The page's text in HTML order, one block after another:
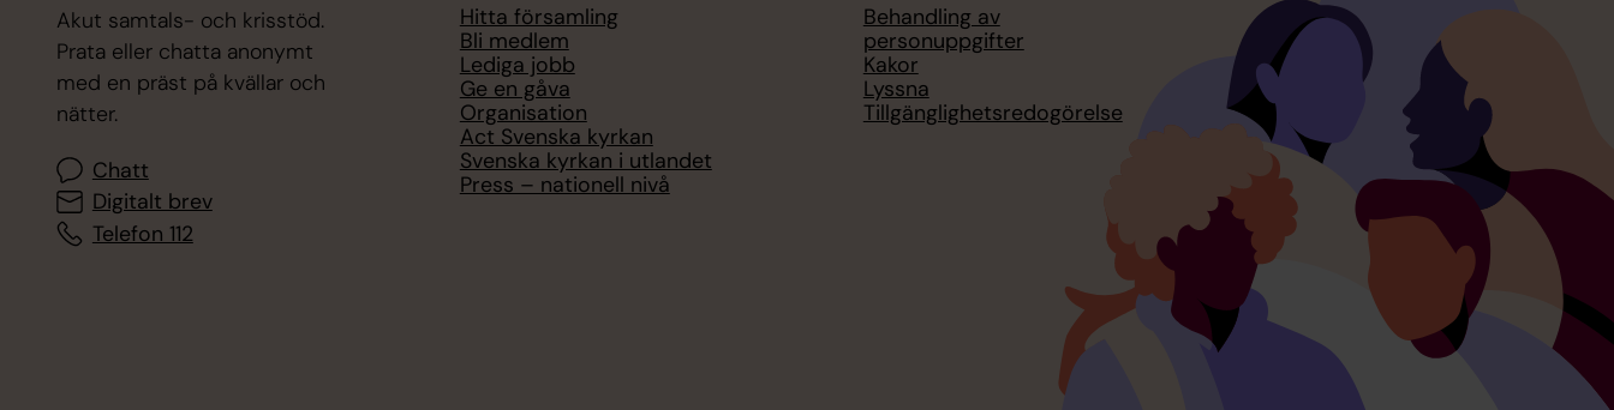
Akut samtals- och krisstöd.
Prata eller chatta anonymt
med en präst på kvällar och
nätter.
Chatt
Digitalt brev
Telefon 112
Hitta församling
Bli medlem
Lediga jobb
Ge en gåva
Organisation
Act Svenska kyrkan
Svenska kyrkan i utlandet
Press – nationell nivå
Behandling av
personuppgifter
Kakor
Lyssna
Tillgänglighetsredogörelse